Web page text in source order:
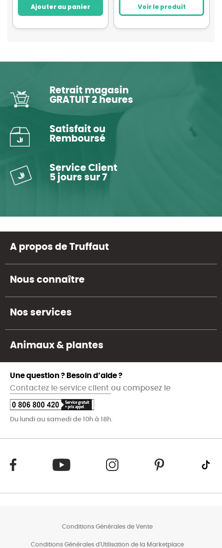
Ajouter au panier Voir le produit
Retrait magasin
GRATUIT 2 heures
Satisfait ou
Remboursé
Service Client
5 jours sur 7
A propos de Truffaut
Nous connaître
Nos services
Animaux & plantes
Une question ? Besoin d’aide ?
Contactez le service client ou composez le
Du lundi au samedi de 10h à 18h.
Conditions Générales de Vente
Conditions Générales d'Utilisation de la Marketplace